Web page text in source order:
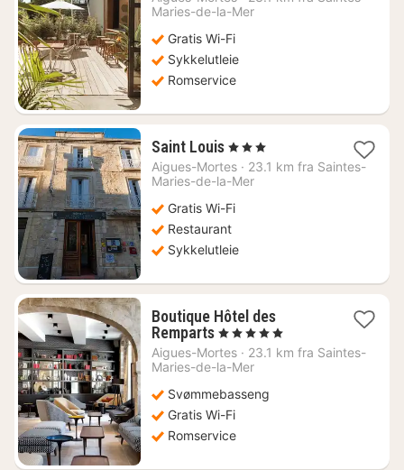
Maries-de-la-Mer
Gratis Wi-Fi
Sykkelutleie
Romservice
Saint Louis1
natt
fra
kr.
, 3 Stjerner
Aigues-Mortes · 23.1 km fra Saintes-
Maries-de-la-Mer
Gratis Wi-Fi
Restaurant
Sykkelutleie
Boutique Hôtel des
Remparts1
natt
fra
kr.
, 5 Stjerner
Aigues-Mortes · 23.1 km fra Saintes-
Maries-de-la-Mer
Svømmebasseng
Gratis Wi-Fi
Romservice